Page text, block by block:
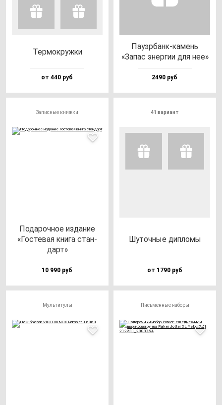
Тер­мок­руж­ки
от 440 руб
Пауэр­банк-ка­мень
«Запас энер­гии для нее»
2490 руб
Записные книжки
Пода­роч­ное из­да­ние
«Гос­те­вая кни­га стан­
дарт»
10 990 руб
41 вариант
Шуточ­ные дип­ло­мы
от 1790 руб
Мультитулы Письменные наборы